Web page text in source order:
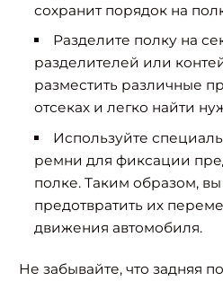
сохранит порядок на
Разделите полку на
разделителей или
разместить различные
отсеках и легко найти
Используйте
ремни для фиксации
полке. Таким образом,
предотвратить их
движения автомобиля.
Не забывайте, что задняя